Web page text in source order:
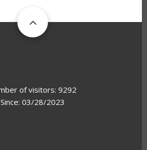
of visitors: 9292
Since: 03/28/2023